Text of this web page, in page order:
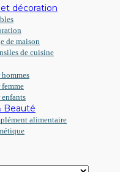
décoration
de maison
de cuisine
hommes
femme
enfants
Beauté
alimentaire